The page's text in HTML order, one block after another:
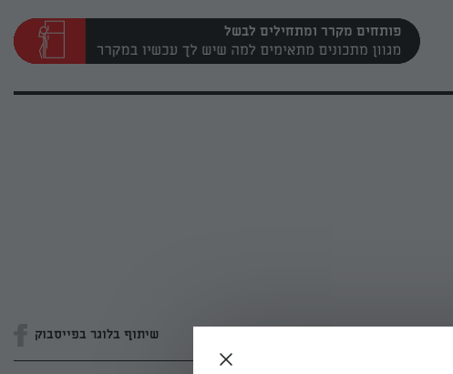
פותחים מקרר ומתחילים לבשל
שיתוף בלוגר בפייסבוק